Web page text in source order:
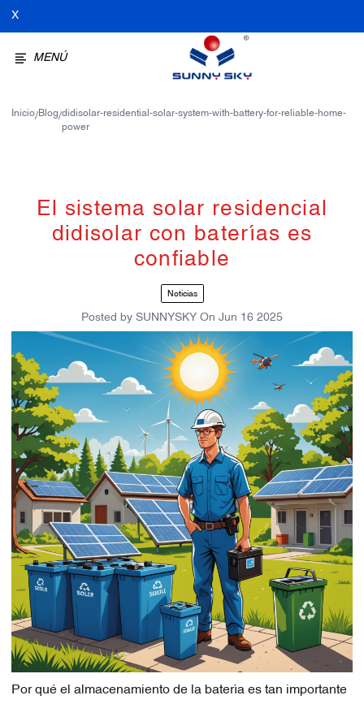
X
MENÚ
Inicio/Blog/didisolar-residential-solar-system-with-battery-for-reliable-home-
power
El sistema solar residencial
didisolar con baterías es
confiable
Noticias
Posted by SUNNYSKY On Jun 16 2025
Por qué el almacenamiento de la batería es tan importante